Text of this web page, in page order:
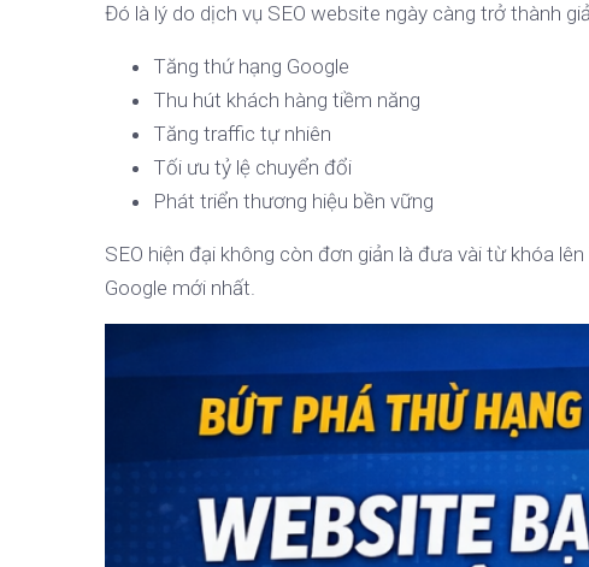
Đó là lý do dịch vụ SEO website ngày càng trở thành
Tăng thứ hạng Google
Thu hút khách hàng tiềm năng
Tăng traffic tự nhiên
Tối ưu tỷ lệ chuyển đổi
Phát triển thương hiệu bền vững
SEO hiện đại không còn đơn giản là đưa vài từ khóa
Google mới nhất.